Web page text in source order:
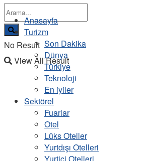
No Result
View All Result
Anasayfa
Turizm
Son Dakika
Dünya
Türkiye
Teknoloji
En iyiler
Sektörel
Fuarlar
Otel
Lüks Oteller
Yurtdışı Otelleri